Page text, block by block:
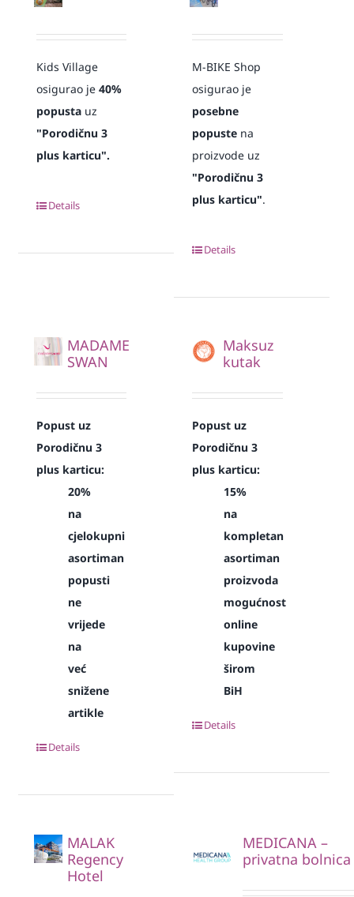
Kids Village
osigurao je40%
popustauz
"Porodičnu 3
plus karticu".
Details
M-BIKE Shop
osigurao je
posebne
popuste na
proizvode uz
"Porodičnu 3
plus karticu".
Details
MADAME
SWAN
Popust uz
Porodičnu 3
plus karticu:
20%
na
cjelokupni
asortiman
popusti
ne
vrijede
na
već
snižene
artikle
Details
Maksuz
kutak
Popust uz
Porodičnu 3
plus karticu:
15%
na
kompletan
asortiman
proizvoda
mogućnost
online
kupovine
širom
BiH
Details
MALAK
Regency
Hotel
MEDICANA –
privatna bolnica